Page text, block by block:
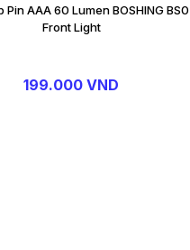
AAA 60 Lumen BOSHING
Front Light
199.000 VND